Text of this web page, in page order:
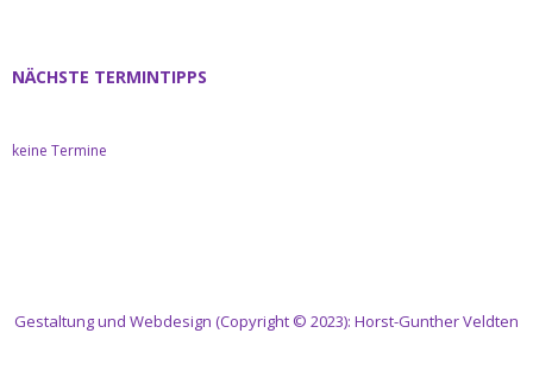
NÄCHSTE TERMINTIPPS
keine Termine
Gestaltung und Webdesign (Copyright © 2023): Horst-Gunther Veldten